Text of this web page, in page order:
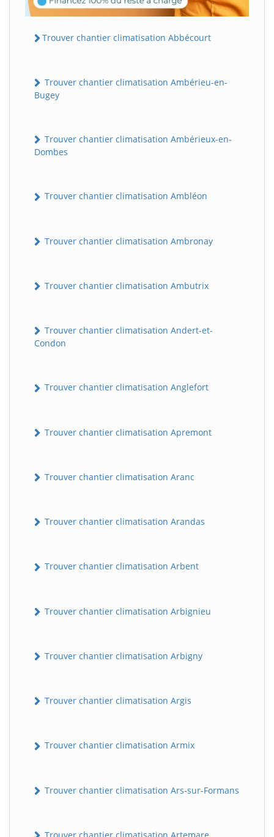
Trouver chantier climatisation Abbécourt
Trouver chantier climatisation Ambérieu-en-
Bugey
Trouver chantier climatisation Ambérieux-en-
Dombes
Trouver chantier climatisation Ambléon
Trouver chantier climatisation Ambronay
Trouver chantier climatisation Ambutrix
Trouver chantier climatisation Andert-et-
Condon
Trouver chantier climatisation Anglefort
Trouver chantier climatisation Apremont
Trouver chantier climatisation Aranc
Trouver chantier climatisation Arandas
Trouver chantier climatisation Arbent
Trouver chantier climatisation Arbignieu
Trouver chantier climatisation Arbigny
Trouver chantier climatisation Argis
Trouver chantier climatisation Armix
Trouver chantier climatisation Ars-sur-Formans